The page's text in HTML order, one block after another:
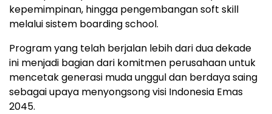
kepemimpinan, hingga pengembangan soft skill
melalui sistem boarding school.
Program yang telah berjalan lebih dari dua dekade
ini menjadi bagian dari komitmen perusahaan untuk
mencetak generasi muda unggul dan berdaya saing
sebagai upaya menyongsong visi Indonesia Emas
2045.